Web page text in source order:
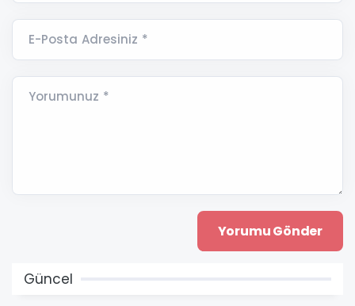
E-Posta Adresiniz *
Yorumunuz *
Güncel